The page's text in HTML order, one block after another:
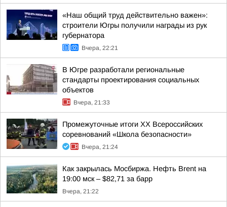
«Наш общий труд действительно важен»:
строители Югры получили награды из рук
губернатора
Вчера, 22:21
В Югре разработали региональные
стандарты проектирования социальных
объектов
Вчера, 21:33
Промежуточные итоги XX Всероссийских
соревнований «Школа безопасности»
Вчера, 21:24
Как закрылась Мосбиржа. Нефть Brent на
19:00 мск – $82,71 за барр
Вчера, 21:22